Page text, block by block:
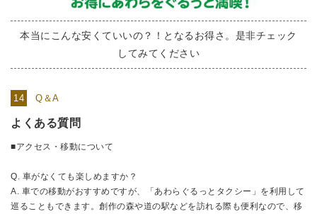
本当にこんな安くていいの？！となるお得さ。是非チェック
してみてください
Q＆A
よくある質問
■アクセス・移動について
Q. 車がなくても楽しめますか？
A. 車での移動がおすすめですが、「あわらぐるっとタクシー」を利用して
巡ることもできます。創作の森や道の駅などを訪れる際も便利なので、移